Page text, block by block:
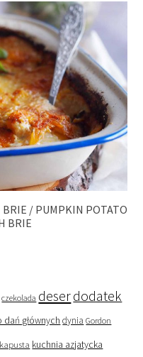
/ PUMPKIN POTATO
BRIE
czekolada deserdodatek
głównych dynia Gordon
kapusta kuchnia azjatycka